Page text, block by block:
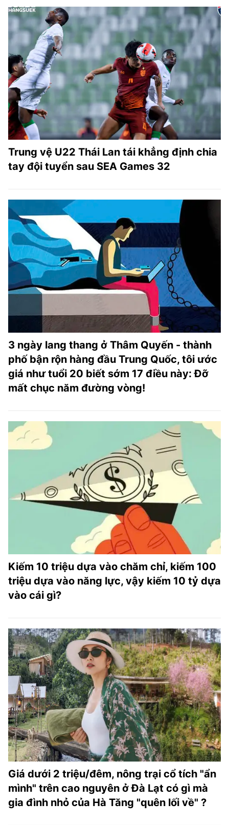
Trung vệ U22 Thái Lan tái khẳng định chia
tay đội tuyển sau SEA Games 32
3 ngày lang thang ở Thâm Quyến - thành
phố bận rộn hàng đầu Trung Quốc, tôi ước
giá như tuổi 20 biết sớm 17 điều này: Đỡ
mất chục năm đường vòng!
Kiếm 10 triệu dựa vào chăm chỉ, kiếm 100
triệu dựa vào năng lực, vậy kiếm 10 tỷ dựa
vào cái gì?
Giá dưới 2 triệu/đêm, nông trại cổ tích "ẩn
mình" trên cao nguyên ở Đà Lạt có gì mà
gia đình nhỏ của Hà Tăng "quên lối về" ?